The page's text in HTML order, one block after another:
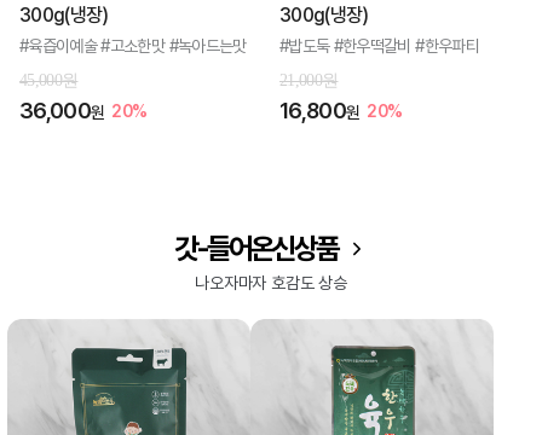
300g(냉장)
#육즙이예술 #고소한맛 #녹아드는맛
45,000원
36,000원 20%
300g(냉장)
#밥도둑 #한우떡갈비 #한우파티
21,000원
16,800원 20%
갓- 들어 온 신상품
나오자마자 호감도 상승